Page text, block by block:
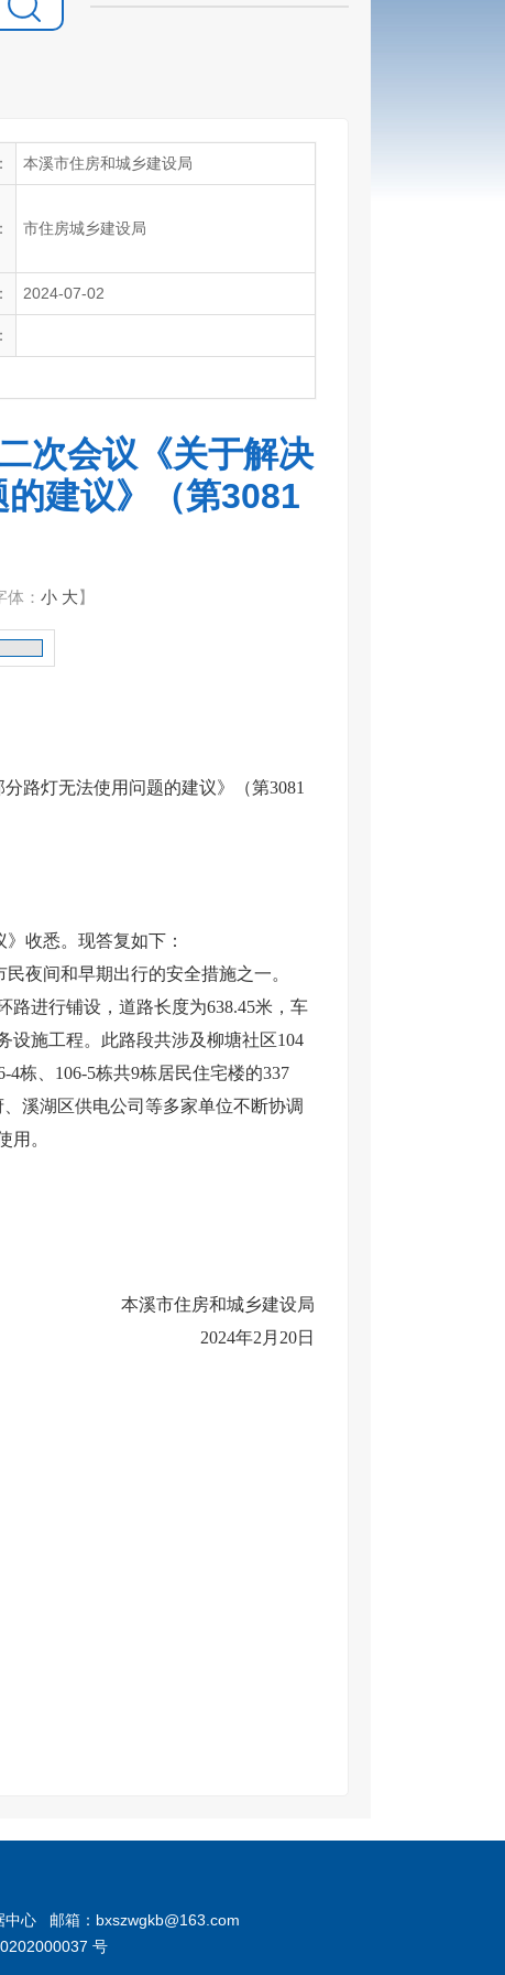
本溪市住房和城乡建设局
市住房城乡建设局
2024-07-02
次会议《关于解决
建议》（第3081
体： 小 大】
路灯无法使用问题的建议》（第3081
收悉。现答复如下：
夜间和早期出行的安全措施之一。
路进行铺设，道路长度为638.45米，车
施工程。此路段共涉及柳塘社区104
4栋、106-5栋共9栋居民住宅楼的337
溪湖区供电公司等多家单位不断协调
用。
本溪市住房和城乡建设局
2024年2月20日
中心 邮箱：bxszwgkb@163.com
号